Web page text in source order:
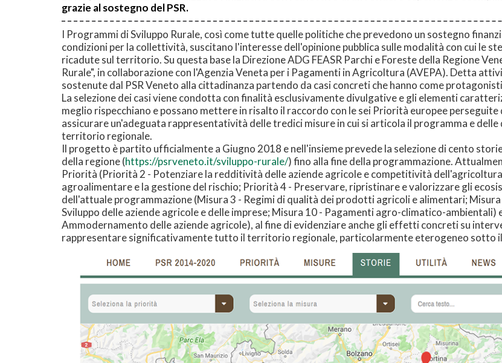
grazie al sostegno del PSR.
I Programmi di Sviluppo Rurale, così come tutte quelle politiche che prevedono un sostegno
condizioni per la collettività, suscitano l'interesse dell'opinione pubblica sulle modalità con cui le
ricadute sul territorio. Su questa base la Direzione ADG FEASR Parchi e Foreste della Regione
Rurale", in collaborazione con l'Agenzia Veneta per i Pagamenti in Agricoltura (AVEPA). Detta
sostenute dal PSR Veneto alla cittadinanza partendo da casi concreti che hanno come
La selezione dei casi viene condotta con finalità esclusivamente divulgative e gli elementi
meglio rispecchiano e possano mettere in risalto il raccordo con le sei Priorità europee perseguite
assicurare un'adeguata rappresentatività delle tredici misure in cui si articola il programma e
territorio regionale.
Il progetto è partito ufficialmente a Giugno 2018 e nell'insieme prevede la selezione di cento
della regione (https://psrveneto.it/sviluppo-rurale/) fino alla fine della programmazione.
Priorità (Priorità 2 - Potenziare la redditività delle aziende agricole e competitività
agroalimentare e la gestione del rischio; Priorità 4 - Preservare, ripristinare e valorizzare gli
dell'attuale programmazione (Misura 3 - Regimi di qualità dei prodotti agricoli e alimentari;
Sviluppo delle aziende agricole e delle imprese; Misura 10 - Pagamenti agro-climatico-ambientali)
Ammodernamento delle aziende agricole), al fine di evidenziare anche gli effetti concreti su
rappresentare significativamente tutto il territorio regionale, particolarmente eterogeneo sotto